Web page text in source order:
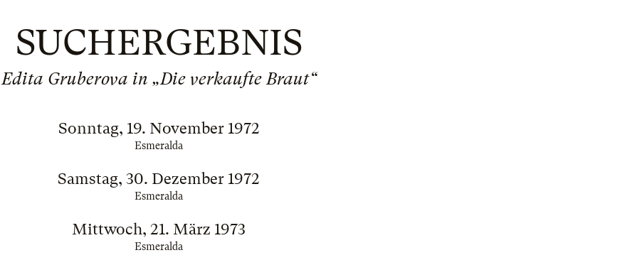
SUCHERGEBNIS
Edita Gruberova in „Die verkaufte Braut“
Sonntag, 19. November 1972
Esmeralda
Samstag, 30. Dezember 1972
Esmeralda
Mittwoch, 21. März 1973
Esmeralda